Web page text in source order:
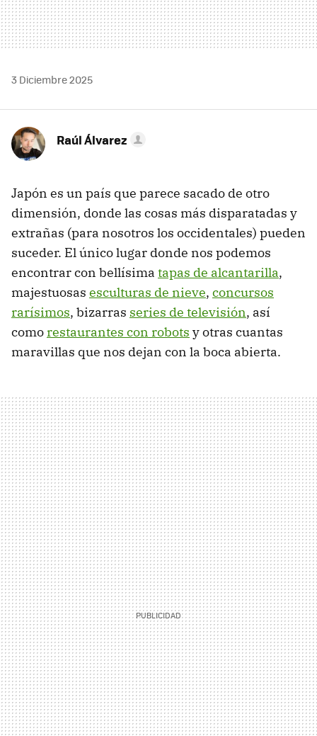
3 Diciembre 2025
Raúl Álvarez
Japón es un país que parece sacado de otro
dimensión, donde las cosas más disparatadas y
extrañas (para nosotros los occidentales) pueden
suceder. El único lugar donde nos podemos
encontrar con bellísima tapas de alcantarilla,
majestuosas esculturas de nieve, concursos
rarísimos, bizarras series de televisión, así
comorestaurantes con robots y otras cuantas
maravillas que nos dejan con la boca abierta.